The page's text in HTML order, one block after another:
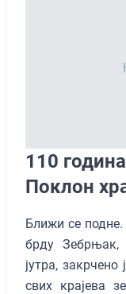
110
Поклон
Ближи се подне.
брду
јутра,
свих крајева